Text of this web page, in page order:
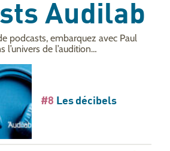
Audilab
podcasts, embarquez avec Paul
l’univers de l’audition…
#8 Les décibels